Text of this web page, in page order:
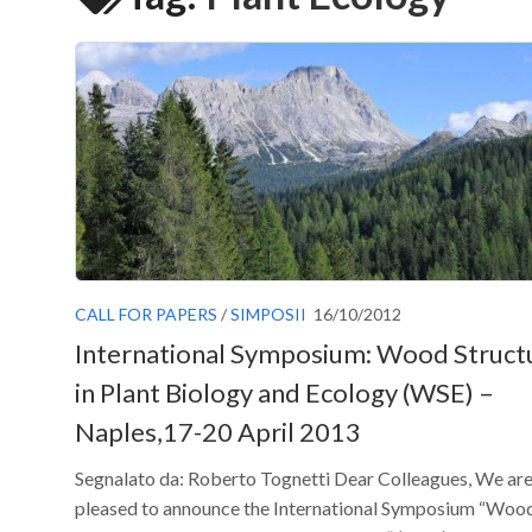
CALL FOR PAPERS /SIMPOSII 16/10/2012
International Symposium: Wood
in Plant Biology and Ecology (WSE) –
Naples,17-20 April 2013
Segnalato da: Roberto Tognetti Dear Colleagues, We are
pleased to announce the International Symposium